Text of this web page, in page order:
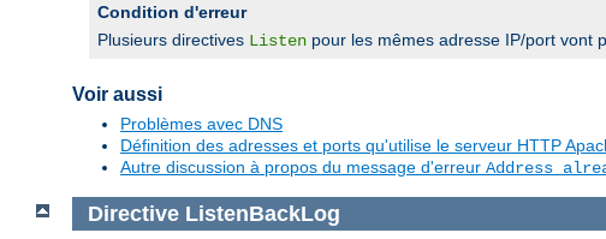
Condition d'erreur
Plusieurs directives Listen pour les mêmes adresse IP/port vont
Voir aussi
Problèmes avec DNS
Définition des adresses et ports qu'utilise le serveur HTTP
Autre discussion à propos du message d'erreur Address
Directive ListenBackLog